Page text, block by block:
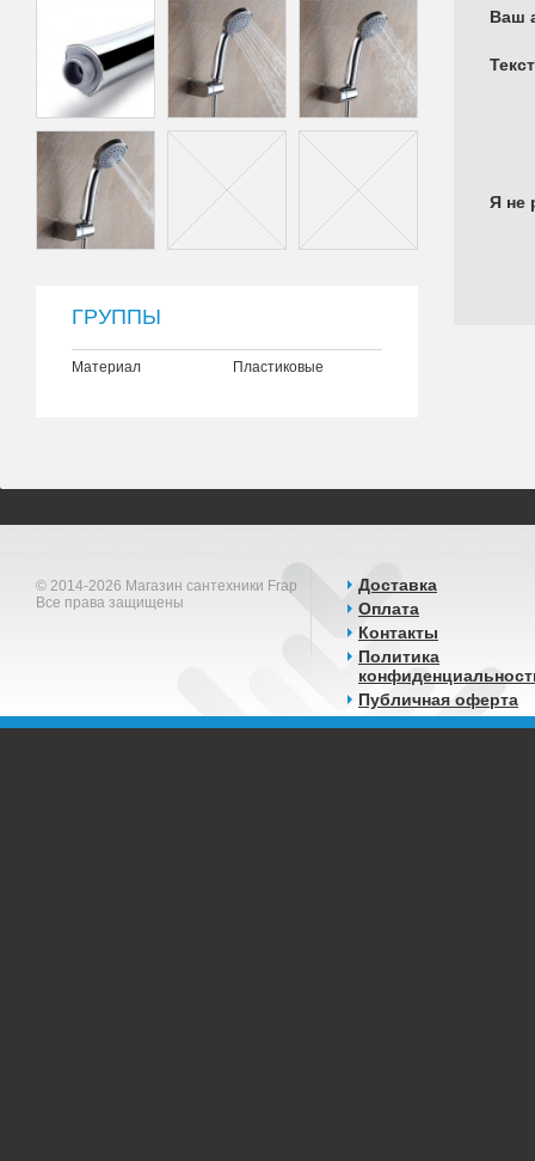
ГРУППЫ
Материал Пластиковые
Ваш
Я не
© 2014-2026 Магазин сантехники Frap
Все права защищены
Доставка
Оплата
Контакты
Политика
Публичная оферта